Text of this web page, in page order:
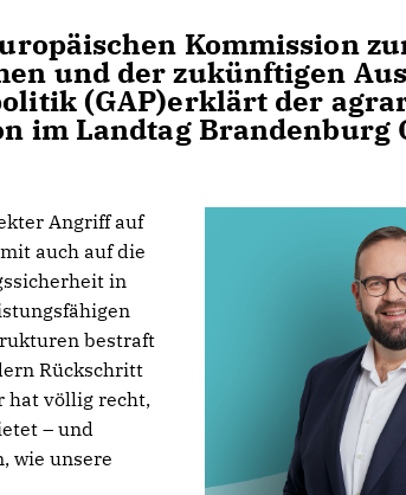
Kommission
und der zukünftigen
(GAP)erklärt der
im Landtag Brandenburg
Angriff auf
auch auf die
in
bestraft
Rückschritt
hat völlig recht,
– und
wie unsere